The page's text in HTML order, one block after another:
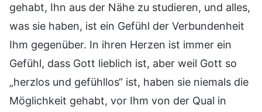
gehabt, Ihn aus der Nähe zu studieren, und alles,
was sie haben, ist ein Gefühl der Verbundenheit
Ihm gegenüber. In ihren Herzen ist immer ein
Gefühl, dass Gott lieblich ist, aber weil Gott so
„herzlos und gefühllos“ ist, haben sie niemals die
Möglichkeit gehabt, vor Ihm von der Qual in